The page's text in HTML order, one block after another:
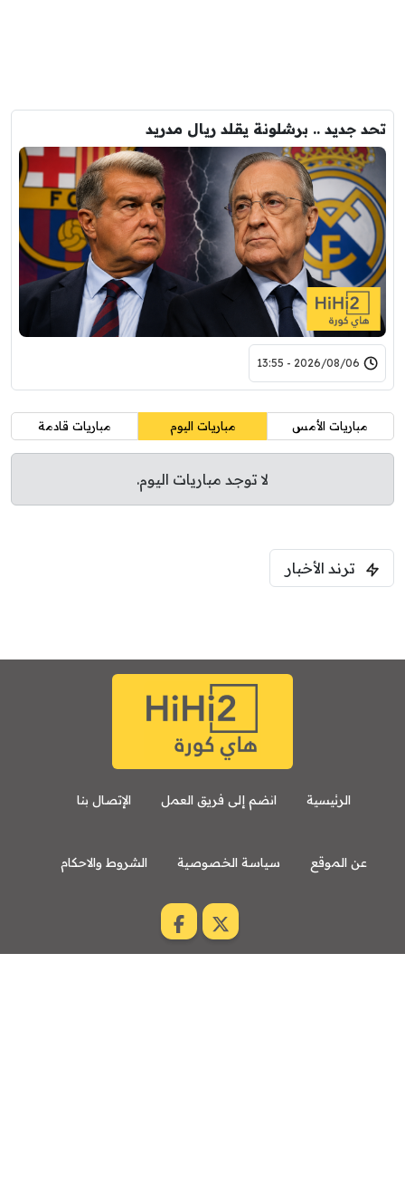
تحد جديد .. برشلونة يقلد ريال مدريد
2026/08/06 - 13:55
مباريات الأمس مباريات اليوم مباريات قادمة
لا توجد مباريات اليوم.
ترند الأخبار
الرئيسية انضم إلى فريق العمل الإتصال بنا
عن الموقع سياسة الخصوصية الشروط والاحكام